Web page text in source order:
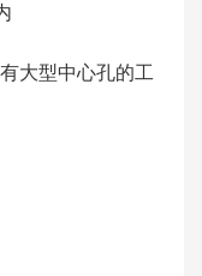
大型中心孔的工